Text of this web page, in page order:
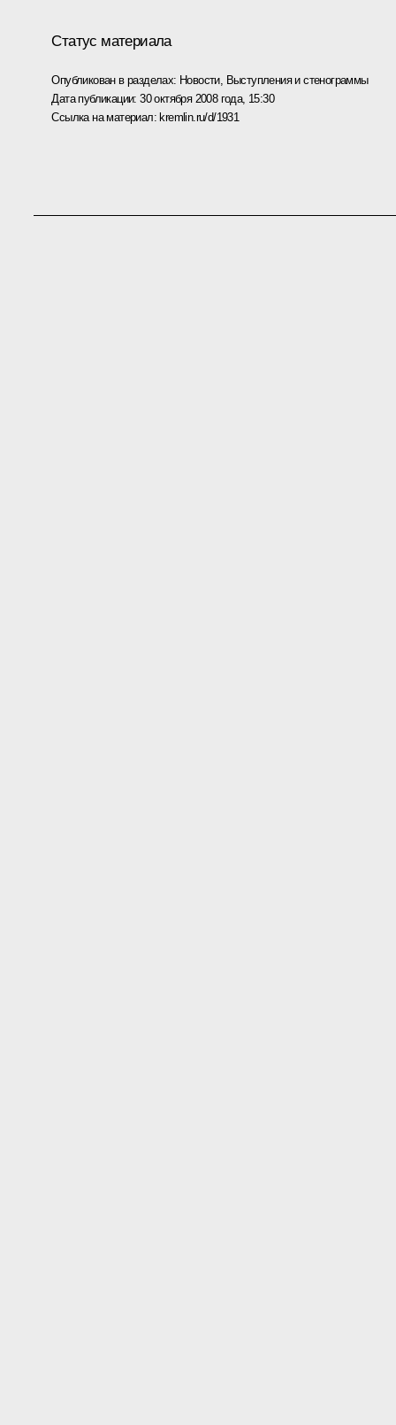
Статус материала
Опубликован в разделах: Новости, Выступления и стенограммы
Дата публикации:30 октября 2008 года, 15:30
Ссылка на материал:kremlin.ru/d/1931